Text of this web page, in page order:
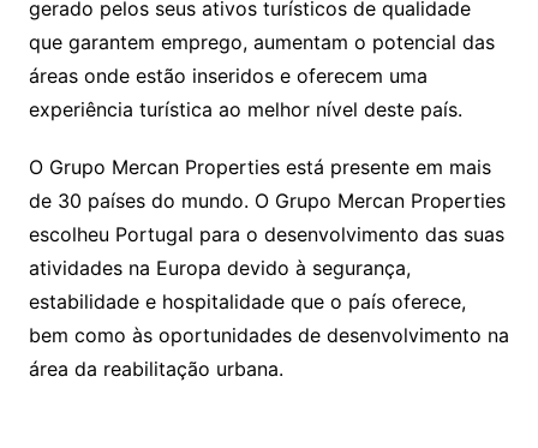
gerado pelos seus ativos turísticos de qualidade
que garantem emprego, aumentam o potencial das
áreas onde estão inseridos e oferecem uma
experiência turística ao melhor nível deste país.
O Grupo Mercan Properties está presente em mais
de 30 países do mundo. O Grupo Mercan Properties
escolheu Portugal para o desenvolvimento das suas
atividades na Europa devido à segurança,
estabilidade e hospitalidade que o país oferece,
bem como às oportunidades de desenvolvimento na
área da reabilitação urbana.